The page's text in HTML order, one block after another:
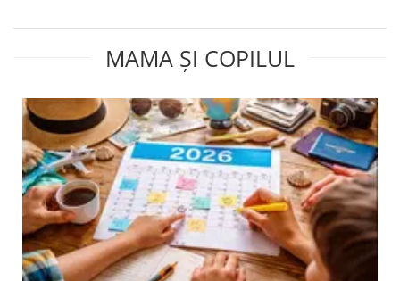
MAMA ȘI COPILUL